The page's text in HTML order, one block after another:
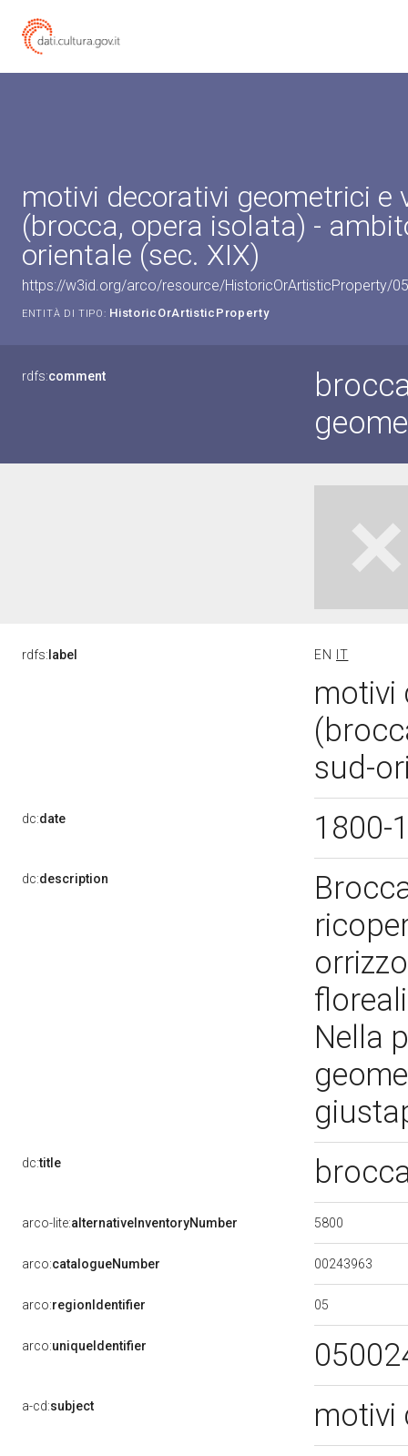
motivi decorativi geometrici e
(brocca, opera isolata) -
orientale (sec. XIX)
https://w3id.org/arco/resource/HistoricOrArtisticProperty/
ENTITÀ DI TIPO: HistoricOrArtisticProperty
rdfs:comment
rdfs: label EN IT
motivi
sud-
dc:date 1800-
dc:description
Nella
dc:title
arco-lite:alternativeInventoryNumber 5800
arco:catalogueNumber 00243963
arco:regionIdentifier 05
arco:uniqueIdentifier
a-cd:subject motivi